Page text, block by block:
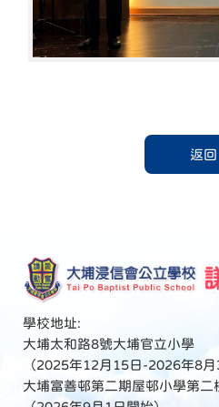
返回
學校地址:
大埔太和路8號大埔官立小學
（2025年12月15日-2026年8月
大埔富善邨第二期屋邨小學第二